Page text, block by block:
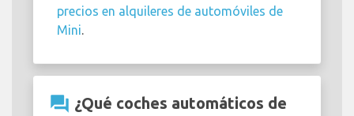
precios en alquileres de automóviles de
Mini
question_answer ¿Qué coches automáticos de